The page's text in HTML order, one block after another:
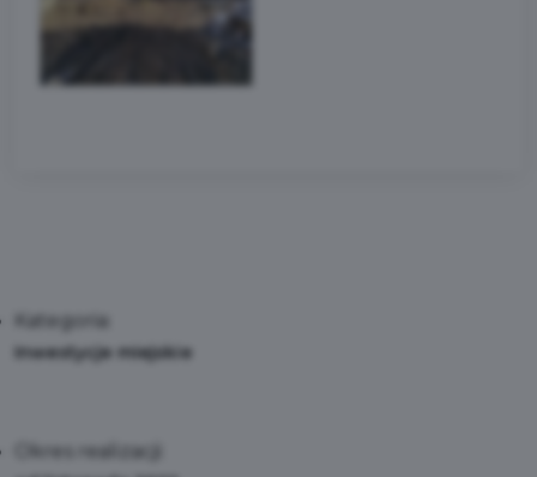
Kategoria:
Inwestycje miejskie
Okres realizacji: